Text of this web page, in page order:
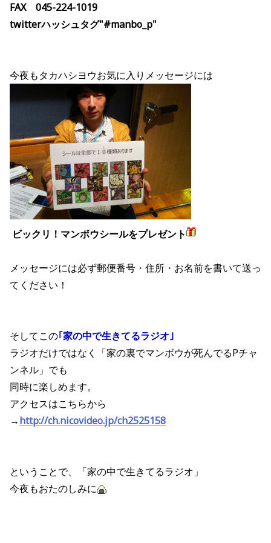
FAX 045-224-1019
twitterハッシュタグ"#manbo_p"
今夜もタカハシヨウお気に入りメッセージには
ビックリ！マンボウシールをプレゼント
メッセージには必ず郵便番号・住所・お名前を書いて送っ
てください！
そしてこの｢家の中で生きてるラジオ｣
ラジオだけではなく「家の裏でマンボウが死んでるPチャ
ンネル」でも
同時に楽しめます。
アクセスはこちらから
→http://ch.nicovideo.jp/ch2525158
ということで、「家の中で生きてるラジオ」
今夜もおたのしみに